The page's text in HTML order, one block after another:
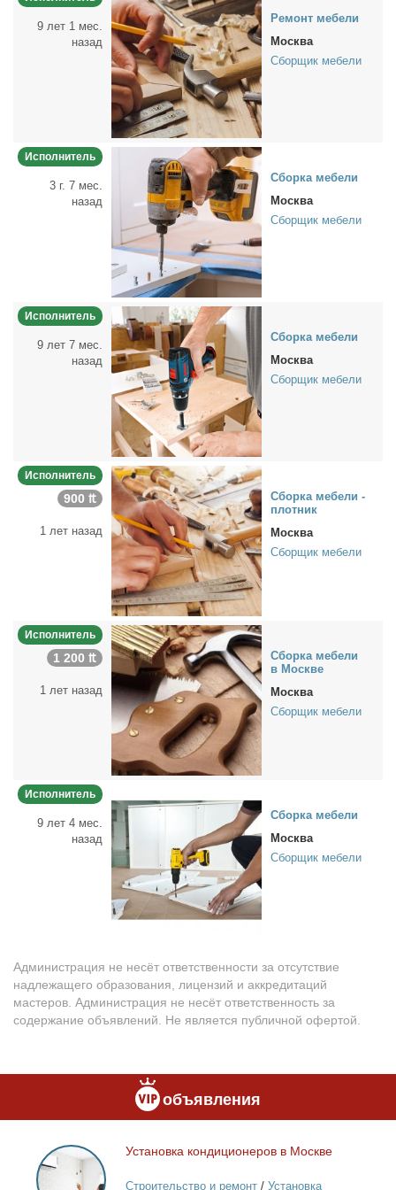
9 лет 1 мес.
назад
Ре­монт ме­бе­ли
Москва
Сборщик мебели
Исполнитель
3 г. 7 мес.
назад
Сбор­ка ме­бе­ли
Москва
Сборщик мебели
Исполнитель
9 лет 7 мес.
назад
Сбор­ка ме­бе­ли
Москва
Сборщик мебели
Исполнитель
900 ₶
1 лет назад
Сбор­ка ме­бе­ли -
плот­ник
Москва
Сборщик мебели
Исполнитель
1 200 ₶
1 лет назад
Сбор­ка ме­бе­ли
в Москве
Москва
Сборщик мебели
Исполнитель
9 лет 4 мес.
назад
Сбор­ка ме­бе­ли
Москва
Сборщик мебели
Администрация не несёт ответственности за отсутствие
надлежащего образования, лицензий и аккредитаций
мастеров. Администрация не несёт ответственность за
содержание объявлений. Не является публичной офертой.
объявления
Установка
кондиционеров
Уста­нов­ка кон­ди­ци­о­не­ров в Москве
Строительство и ремонт/ Установка